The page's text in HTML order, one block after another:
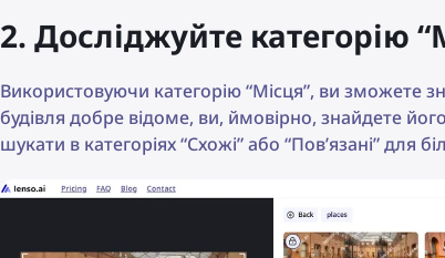
2. Досліджуйте категорію
Використовуючи категорію “Місця”, ви зможете
будівля добре відоме, ви, ймовірно, знайдете
шукати в категоріях “Схожі” або “Пов’язані” для